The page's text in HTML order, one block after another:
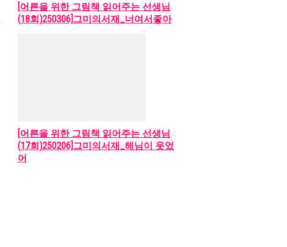
[어른을 위한 그림책 읽어주는 선생님
(18회)250306]그미의서재_너여서좋아
[어른을 위한 그림책 읽어주는 선생님
(17회)250206]그미의서재_해님이 웃었
어